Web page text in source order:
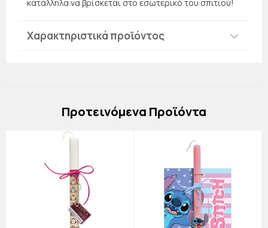
κατάλληλα να βρίσκεται στο εσωτερικό του σπιτιού!
Χαρακτηριστικά προϊόντος
Πρoτεινόμενα Προϊόντα